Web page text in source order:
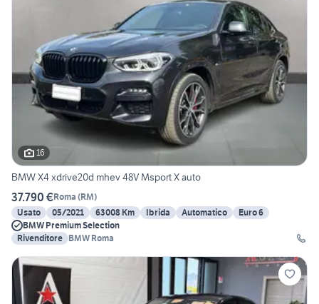
16
BMW X4 xdrive20d mhev 48V Msport X auto
37.790 €Roma (RM)
Usato
05/2021 63008 Km Ibrida Automatico
Euro 6
BMW Premium Selection
Rivenditore BMW Roma